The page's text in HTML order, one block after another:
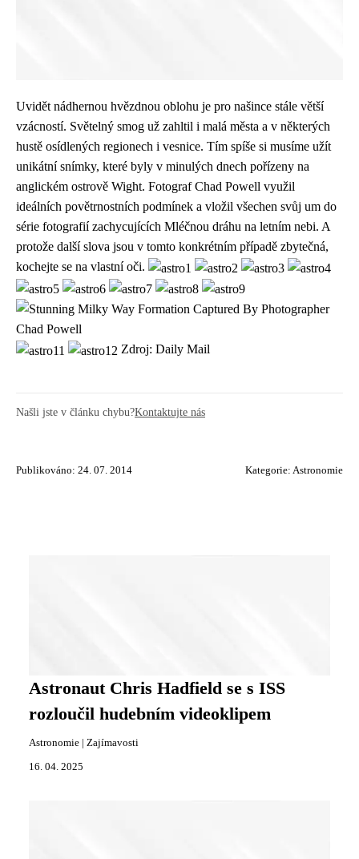
Uvidět nádhernou hvězdnou oblohu je pro našince stále větší
vzácností. Světelný smog už zahltil i malá města a v některých
hustě osídlených regionech i vesnice. Tím spíše si musíme užít
unikátní snímky, které byly v minulých dnech pořízeny na
anglickém ostrově Wight. Fotograf Chad Powell využil
ideálních povětrnostních podmínek a vložil všechen svůj um do
série fotografií zachycujících Mléčnou dráhu na letním nebi. A
protože další slova jsou v tomto konkrétním případě zbytečná,
kochejte se na vlastní oči.
Zdroj: Daily Mail
Našli jste v článku chybu?Kontaktujte nás
Publikováno: 24. 07. 2014 Kategorie: Astronomie
Astronaut Chris Hadfield se s ISS
rozloučil hudebním videoklipem
Astronomie Zajímavosti
16. 04. 2025